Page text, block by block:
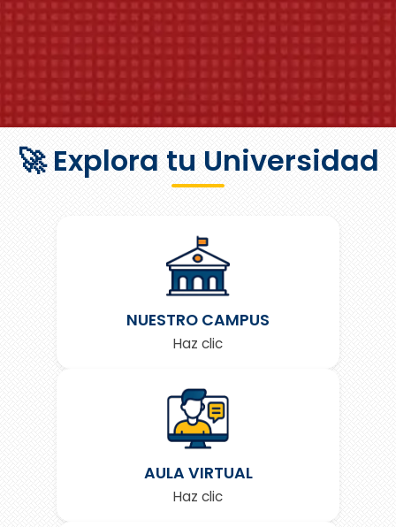
🚀 Explora tu Universidad
NUESTRO CAMPUS
Haz clic
AULA VIRTUAL
Haz clic